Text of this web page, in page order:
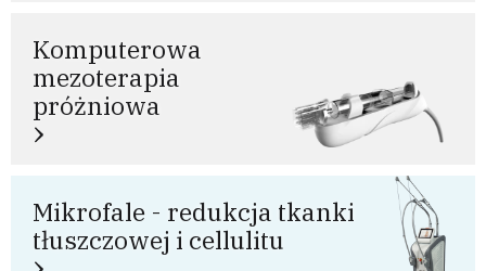
Komputerowa
mezoterapia
próżniowa
Mikrofale - redukcja tkanki
tłuszczowej i cellulitu